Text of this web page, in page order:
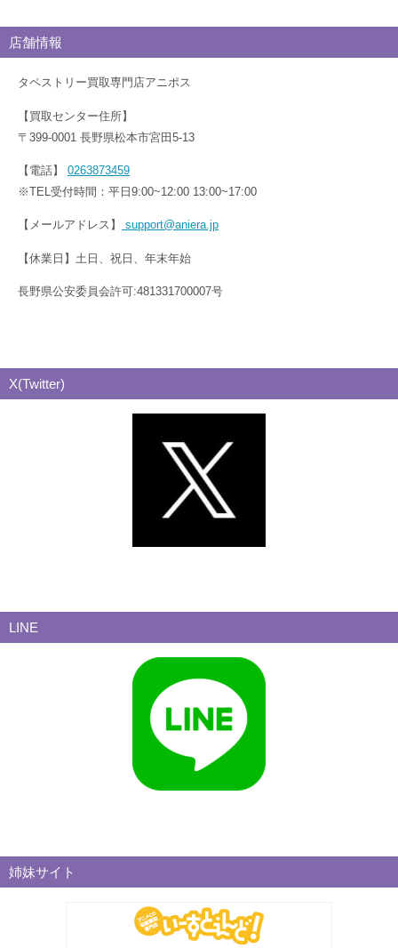
店舗情報
タペストリー買取専門店アニポス
【買取センター住所】
〒399-0001 長野県松本市宮田5-13
【電話】 0263873459
※TEL受付時間：平日9:00~12:00 13:00~17:00
【メールアドレス】 support@aniera.jp
【休業日】土日、祝日、年末年始
長野県公安委員会許可:481331700007号
X(Twitter)
LINE
姉妹サイト